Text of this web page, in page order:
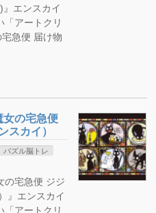
エンスカイ
アートクリ
急便 届け物
女の宅急便
スカイ）
パズル脳トレ
の宅急便 ジジ
』エンスカイ
アートクリ